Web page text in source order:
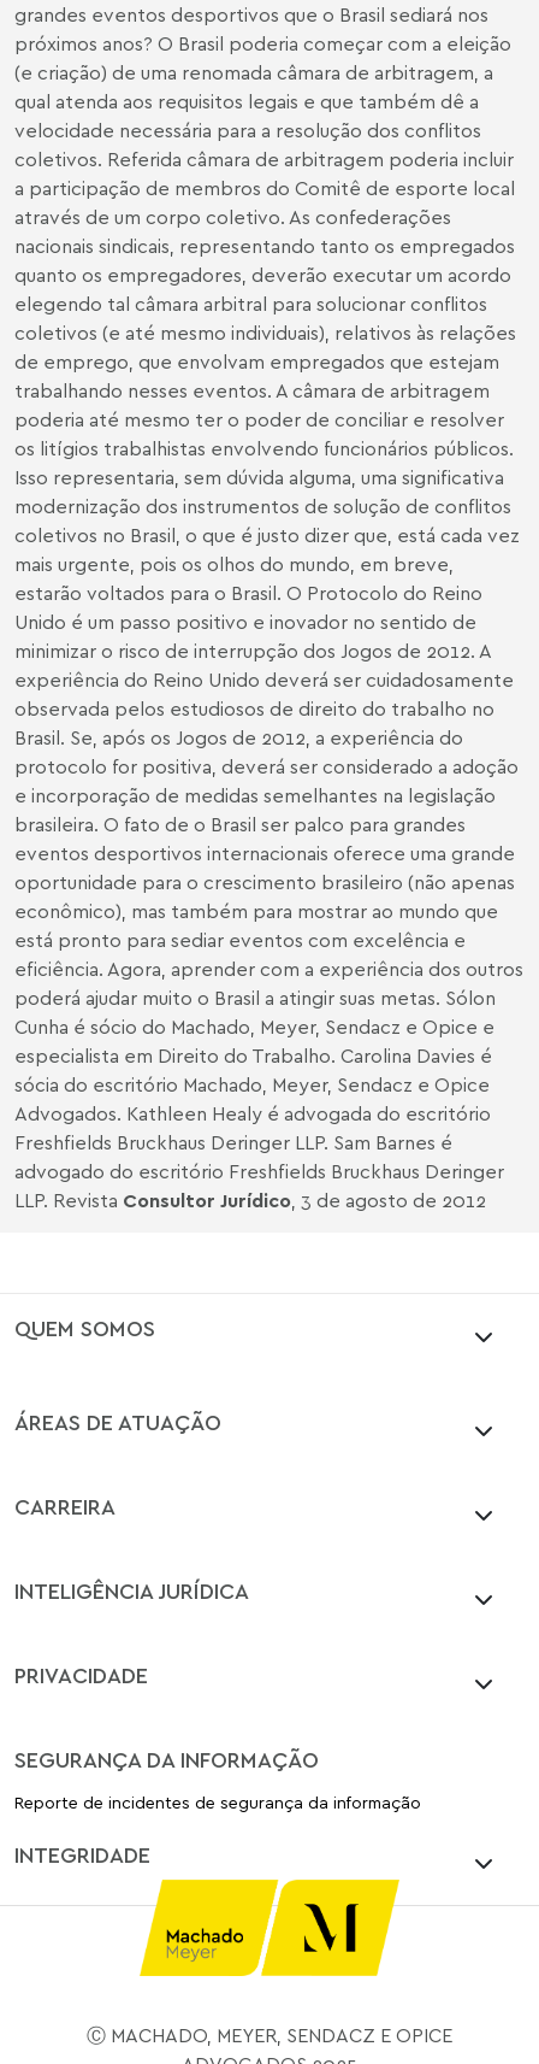
grandes eventos desportivos que o Brasil sediará nos
próximos anos? O Brasil poderia começar com a eleição
(e criação) de uma renomada câmara de arbitragem, a
qual atenda aos requisitos legais e que também dê a
velocidade necessária para a resolução dos conflitos
coletivos. Referida câmara de arbitragem poderia incluir
a participação de membros do Comitê de esporte local
através de um corpo coletivo. As confederações
nacionais sindicais, representando tanto os empregados
quanto os empregadores, deverão executar um acordo
elegendo tal câmara arbitral para solucionar conflitos
coletivos (e até mesmo individuais), relativos às relações
de emprego, que envolvam empregados que estejam
trabalhando nesses eventos. A câmara de arbitragem
poderia até mesmo ter o poder de conciliar e resolver
os litígios trabalhistas envolvendo funcionários públicos.
Isso representaria, sem dúvida alguma, uma significativa
modernização dos instrumentos de solução de conflitos
coletivos no Brasil, o que é justo dizer que, está cada vez
mais urgente, pois os olhos do mundo, em breve,
estarão voltados para o Brasil. O Protocolo do Reino
Unido é um passo positivo e inovador no sentido de
minimizar o risco de interrupção dos Jogos de 2012. A
experiência do Reino Unido deverá ser cuidadosamente
observada pelos estudiosos de direito do trabalho no
Brasil. Se, após os Jogos de 2012, a experiência do
protocolo for positiva, deverá ser considerado a adoção
e incorporação de medidas semelhantes na legislação
brasileira. O fato de o Brasil ser palco para grandes
eventos desportivos internacionais oferece uma grande
oportunidade para o crescimento brasileiro (não apenas
econômico), mas também para mostrar ao mundo que
está pronto para sediar eventos com excelência e
eficiência. Agora, aprender com a experiência dos outros
poderá ajudar muito o Brasil a atingir suas metas. Sólon
Cunha é sócio do Machado, Meyer, Sendacz e Opice e
especialista em Direito do Trabalho. Carolina Davies é
sócia do escritório Machado, Meyer, Sendacz e Opice
Advogados. Kathleen Healy é advogada do escritório
Freshfields Bruckhaus Deringer LLP. Sam Barnes é
advogado do escritório Freshfields Bruckhaus Deringer
LLP. Revista Consultor Jurídico, 3 de agosto de 2012
QUEM SOMOS
ÁREAS DE ATUAÇÃO
CARREIRA
INTELIGÊNCIA JURÍDICA
PRIVACIDADE
SEGURANÇA DA INFORMAÇÃO
Reporte de incidentes de segurança da informação
INTEGRIDADE
Ⓒ MACHADO, MEYER, SENDACZ E OPICE